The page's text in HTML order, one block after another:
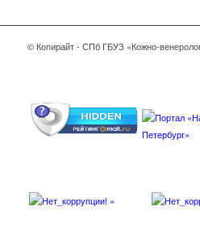
© Копирайт - СПб ГБУЗ «Кожно-